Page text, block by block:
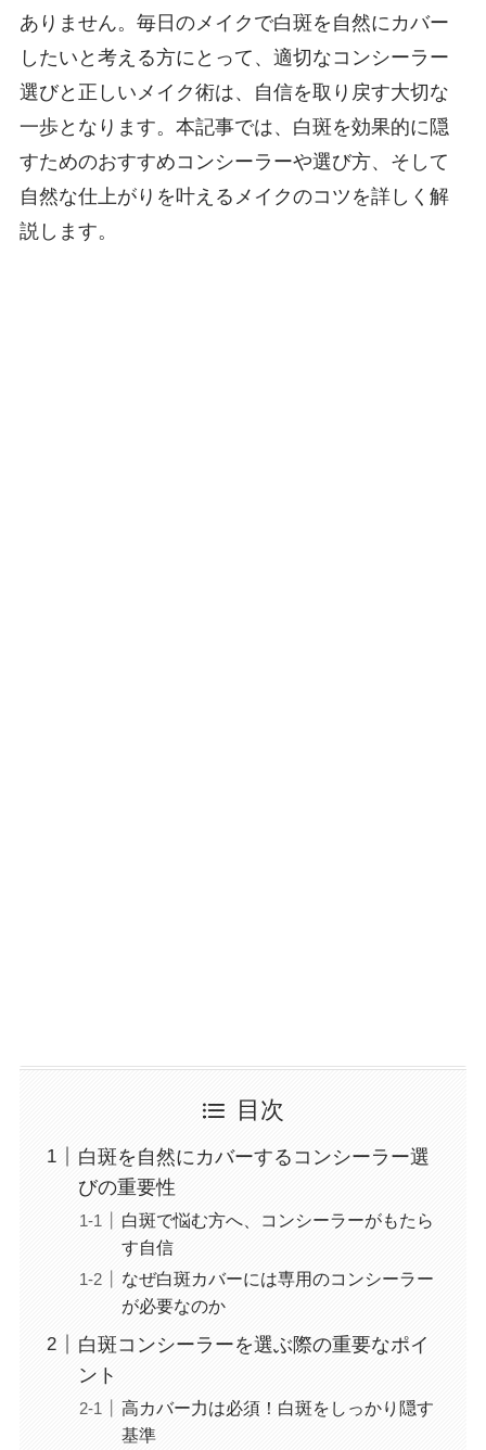
ありません。毎日のメイクで白斑を自然にカバー
したいと考える方にとって、適切なコンシーラー
選びと正しいメイク術は、自信を取り戻す大切な
一歩となります。本記事では、白斑を効果的に隠
すためのおすすめコンシーラーや選び方、そして
自然な仕上がりを叶えるメイクのコツを詳しく解
説します。
目次
白斑を自然にカバーするコンシーラー選
びの重要性
白斑で悩む方へ、コンシーラーがもたら
す自信
なぜ白斑カバーには専用のコンシーラー
が必要なのか
白斑コンシーラーを選ぶ際の重要なポイ
ント
高カバー力は必須！白斑をしっかり隠す
基準